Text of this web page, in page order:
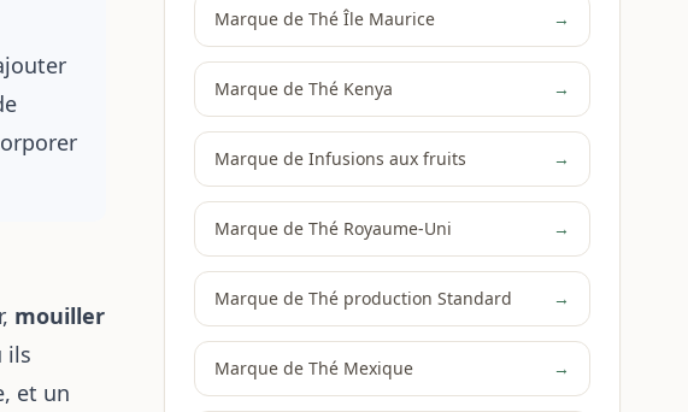
mouiller
ils
et un
Marque de Thé Île Maurice →
Marque de Thé Kenya →
Marque de Infusions aux fruits →
Marque de Thé Royaume-Uni →
Marque de Thé production Standard →
Marque de Thé Mexique →